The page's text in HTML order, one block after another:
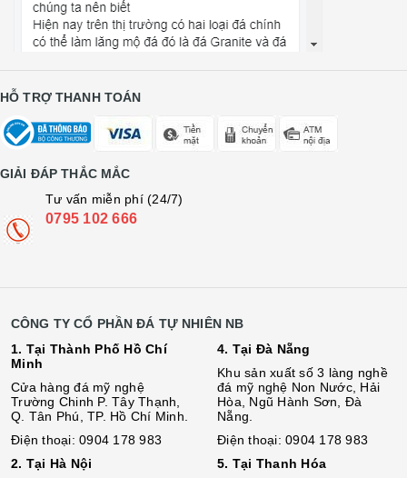
HỖ TRỢ THANH TOÁN
GIẢI ĐÁP THẮC MẮC
Tư vấn miễn phí (24/7)
0795 102 666
CÔNG TY CỔ PHẦN ĐÁ TỰ NHIÊN NB
1. Tại Thành Phố Hồ Chí
Minh
Cửa hàng đá mỹ nghệ
Trường Chinh P. Tây Thạnh,
Q. Tân Phú, TP. Hồ Chí Minh.
Điện thoại: 0904 178 983
2. Tại Hà Nội
4. Tại Đà Nẵng
Khu sản xuất số 3 làng nghề
đá mỹ nghệ Non Nước, Hải
Hòa, Ngũ Hành Sơn, Đà
Nẵng.
Điện thoại: 0904 178 983
5. Tại Thanh Hóa